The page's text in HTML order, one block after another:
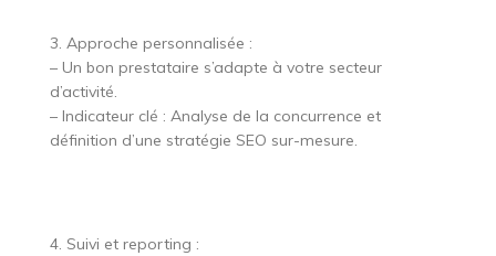
3. Approche personnalisée :
– Un bon prestataire s’adapte à votre secteur
d’activité.
– Indicateur clé : Analyse de la concurrence et
définition d’une stratégie SEO sur-mesure.
4. Suivi et reporting :